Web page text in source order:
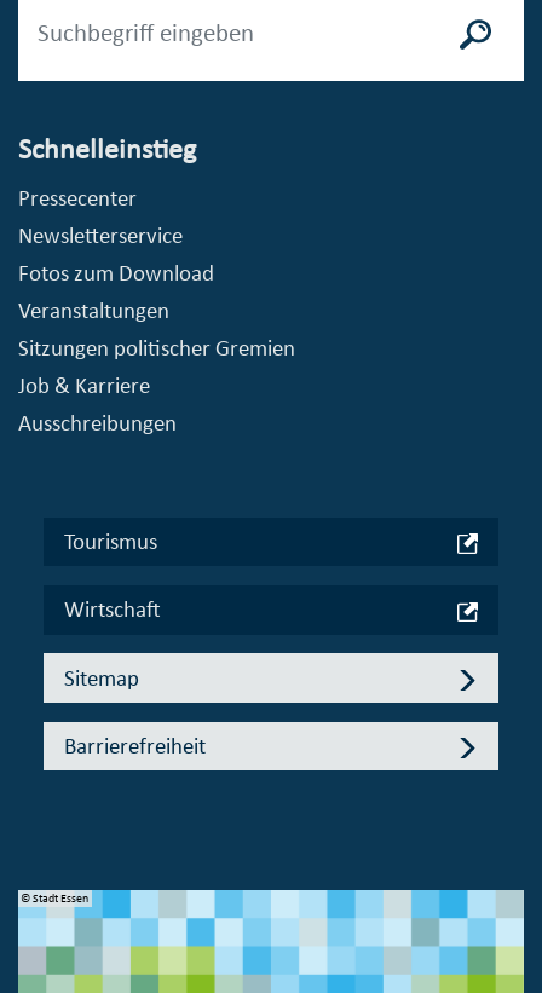
Schnelleinstieg
Pressecenter
Newsletterservice
Fotos zum Download
Veranstaltungen
Sitzungen politischer Gremien
Job & Karriere
Ausschreibungen
Tourismus
Wirtschaft
Sitemap
Barrierefreiheit
© Stadt Essen